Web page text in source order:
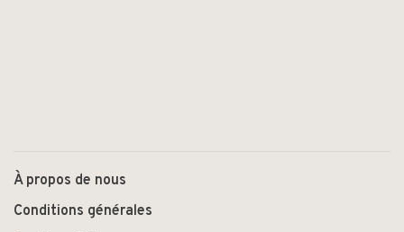
À propos de nous
Conditions générales